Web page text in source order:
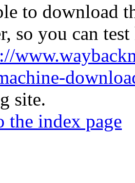
to download
so you can
site.
the index page